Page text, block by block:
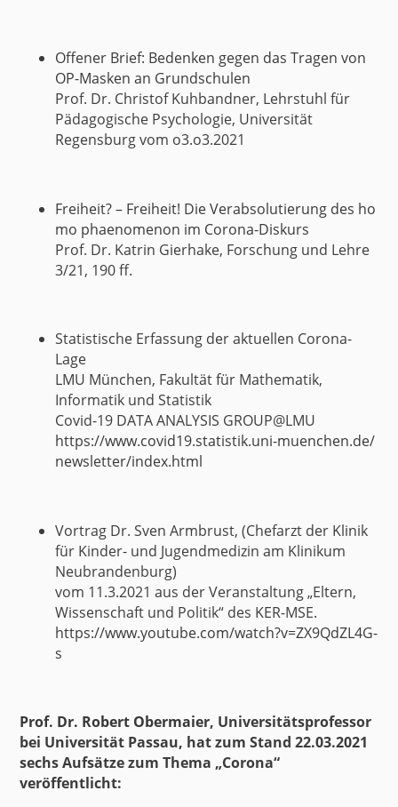
Offener Brief: Bedenken gegen das Tragen von
OP-Masken an Grundschulen
Prof. Dr. Christof Kuhbandner, Lehrstuhl für
Pädagogische Psychologie, Universität
Regensburg vom o3.o3.2021
Freiheit? – Freiheit! Die Verabsolutierung des ho
mo phaenomenon im Corona-Diskurs
Prof. Dr. Katrin Gierhake, Forschung und Lehre
3/21, 190 ff.
Statistische Erfassung der aktuellen Corona-
Lage
LMU München, Fakultät für Mathematik,
Informatik und Statistik
Covid-19 DATA ANALYSIS GROUP@LMU
https://www.covid19.statistik.uni-muenchen.de/
newsletter/index.html
Vortrag Dr. Sven Armbrust,(Chefarzt der Klinik
für Kinder- und Jugendmedizin am Klinikum
Neubrandenburg)
vom 11.3.2021 aus der Veranstaltung „Eltern,
Wissenschaft und Politik“ des KER-MSE.
https://www.youtube.com/watch?v=ZX9QdZL4G-
s
Prof. Dr. Robert Obermaier, Universitätsprofessor
bei Universität Passau, hat zum Stand 22.03.2021
sechs Aufsätze zum Thema „Corona“
veröffentlicht: